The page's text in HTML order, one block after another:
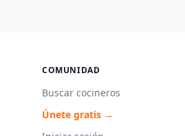
COMUNIDAD
Buscar cocineros
Únete gratis →